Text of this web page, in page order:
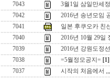
7043
3월1일 삼일만세
7042
2016년 송년모임
7041
일본 후쿠오카 친
7040
2016년 10월 29일
7039
2016년 강원도정
7038
=5월정모공지= [1]
7037
시작의 처음에서 ,,,